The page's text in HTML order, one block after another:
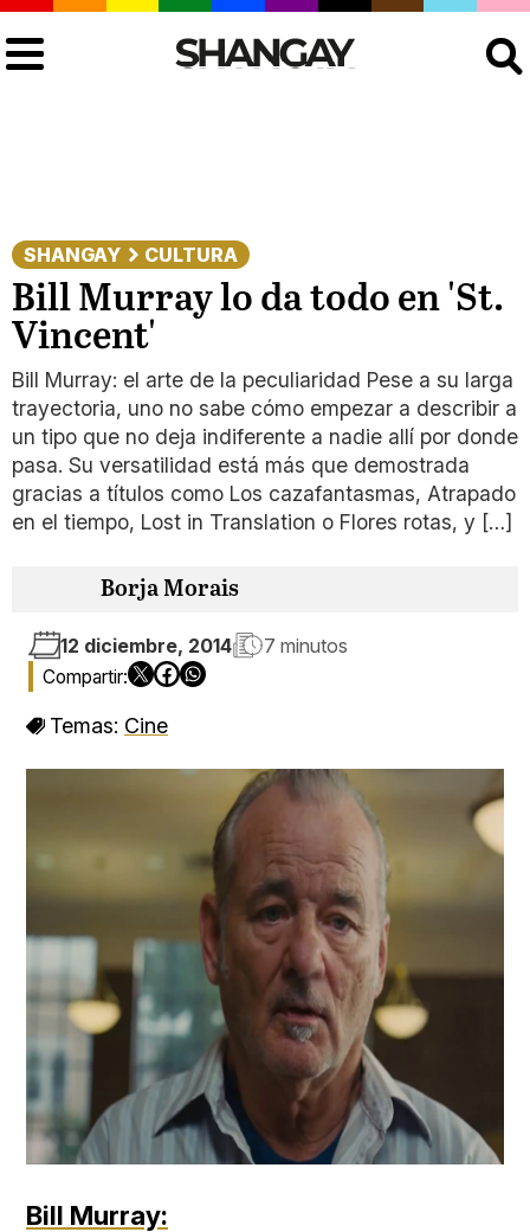
SHANGAY CULTURA
Bill Murray lo da todo en 'St.
Vincent'
Bill Murray: el arte de la peculiaridad Pese a su larga
trayectoria, uno no sabe cómo empezar a describir a
un tipo que no deja indiferente a nadie allí por donde
pasa. Su versatilidad está más que demostrada
gracias a títulos como Los cazafantasmas, Atrapado
en el tiempo, Lost in Translation o Flores rotas, y […]
Borja Morais
12 diciembre, 2014 7 minutos
Temas: Cine
Bill Murray: